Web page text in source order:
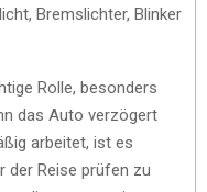
Bremslichter, Blinker
Rolle, besonders
das Auto verzögert
arbeitet, ist es
der Reise prüfen zu